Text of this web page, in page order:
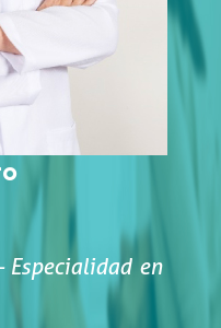
Especialidad en